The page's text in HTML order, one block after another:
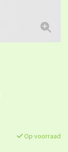
Op voorraad